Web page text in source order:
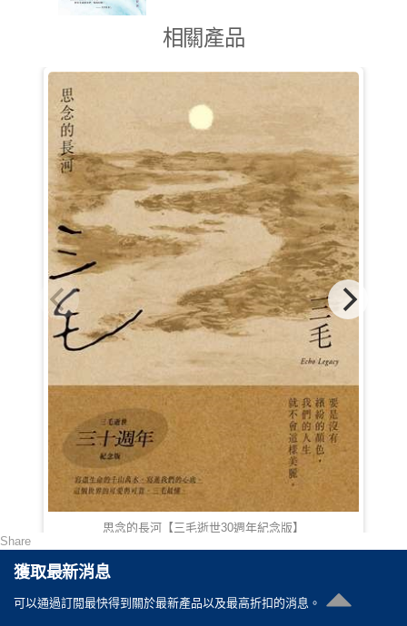
相關產品
思念的長河【三毛逝世30週年紀念版】
Share
獲取最新消息
可以通過訂閲最快得到關於最新產品以及最高折扣的消息。